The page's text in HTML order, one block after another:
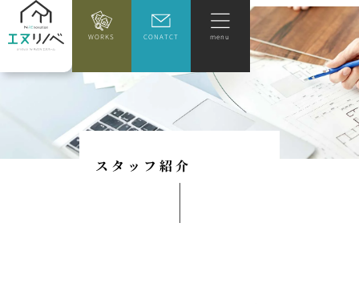
WORKS CONATCT menu
ス タ ッ フ 紹介